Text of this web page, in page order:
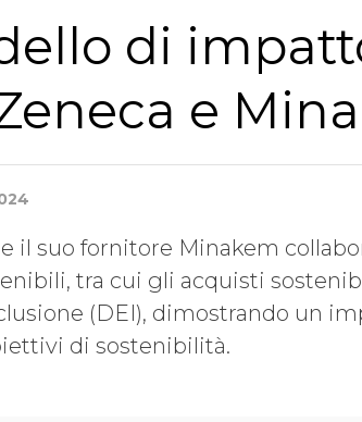
di
e
il suo fornitore Minakem
tra cui gli acquisti
(DEI), dimostrando un
di sostenibilità.